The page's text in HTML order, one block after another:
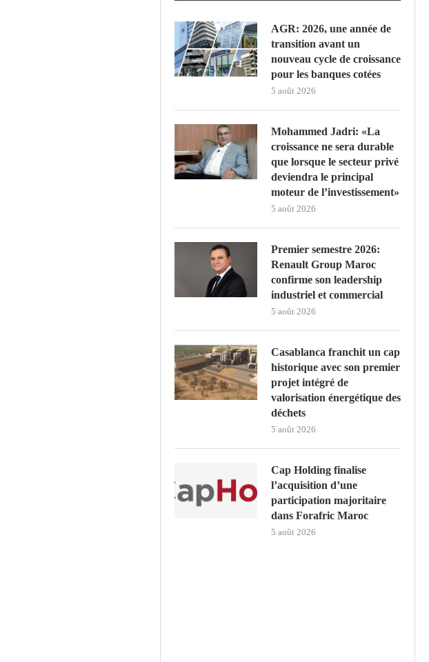
AGR: 2026, une année de
transition avant un
nouveau cycle de croissance
pour les banques cotées
5 août 2026
Mohammed Jadri: «La
croissance ne sera durable
que lorsque le secteur privé
deviendra le principal
moteur de l’investissement»
5 août 2026
Premier semestre 2026:
Renault Group Maroc
confirme son leadership
industriel et commercial
5 août 2026
Casablanca franchit un cap
historique avec son premier
projet intégré de
valorisation énergétique des
déchets
5 août 2026
Cap Holding finalise
l’acquisition d’une
participation majoritaire
dans Forafric Maroc
5 août 2026